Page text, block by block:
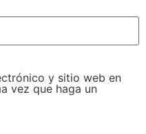
y sitio web en
vez que haga un